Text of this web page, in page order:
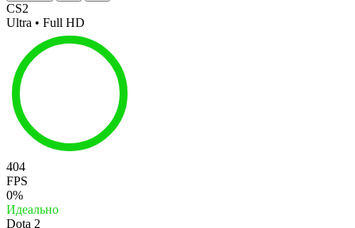
CS2
Ultra • Full HD
404
FPS
0%
Идеально
Dota 2